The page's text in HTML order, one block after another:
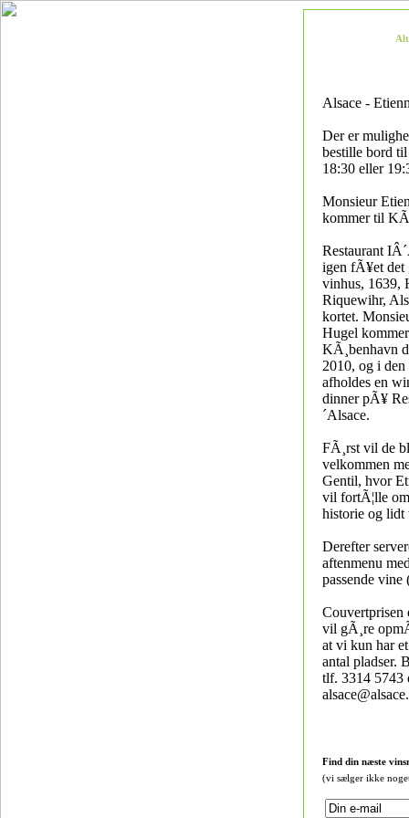
Alsace -
Der er
bestille bord
18:30 eller
Monsieur
kommer til
Restaurant
igen fÃ¥et det
vinhus, 1639,
Riquewihr,
kortet.
Hugel
KÃ¸benhavn
2010, og i
afholdes en
dinner pÃ¥
´Alsace.
FÃ¸rst vil de
velkommen
Gentil, hvor
vil fortÃ¦lle
historie og lidt
Derefter
aftenmenu
passende vine
Couvertprisen
vil gÃ¸re
at vi kun har
antal pladser.
tlf. 3314 5743
Find din næste
(vi sælger ikke